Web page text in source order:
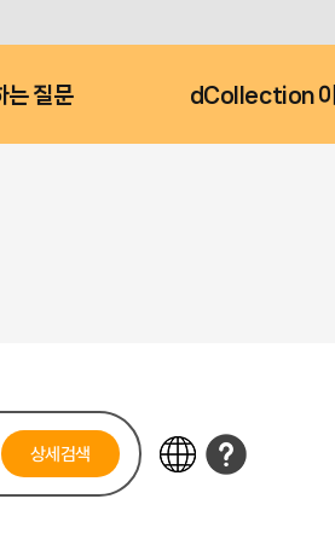
는 질문 dCollection
상세검색